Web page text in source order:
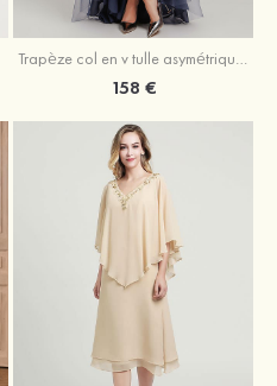
Trapèze col en v tulle asymétrique robe de mère de la mariée
158 €